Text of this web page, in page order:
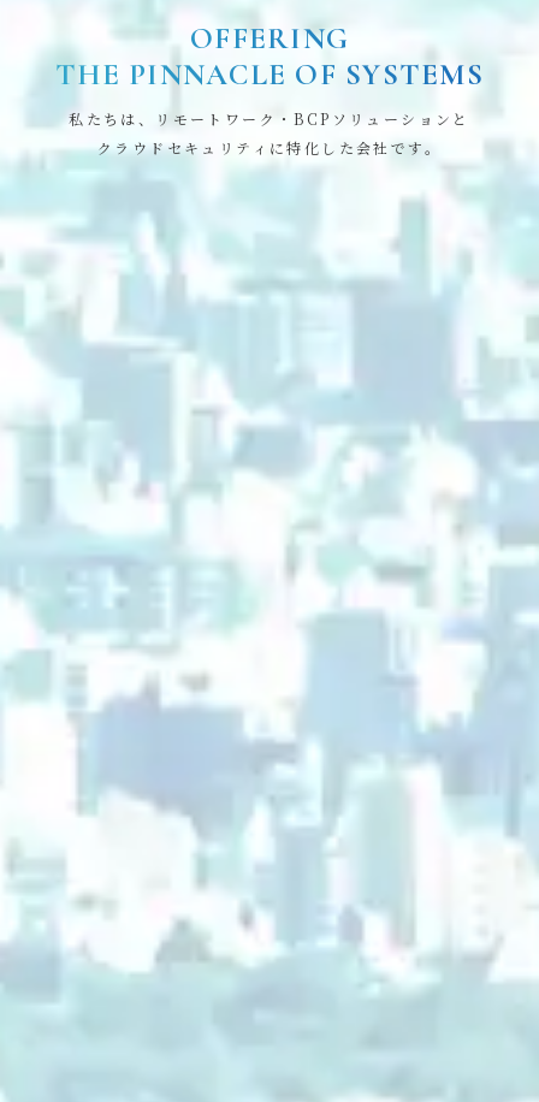
OFFERING
THE PINNACLE OF SYSTEMS
私たちは、リモートワーク・BCPソリューションと
クラウドセキュリティに特化した会社です。